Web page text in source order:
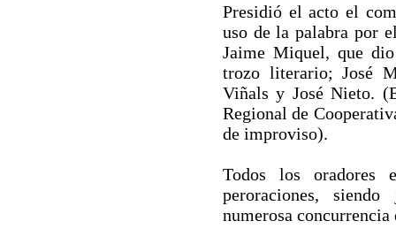
Presidió el acto el
uso de la palabra por
Jaime Miquel, que
trozo literario; José
Viñals y José Nieto.
Regional de
de improviso).
Todos los oradores
peroraciones,
numerosa